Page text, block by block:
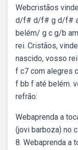
Webcristãos
d/f# d/f# g d/f#
belém/ g c g/b
rei. Cristãos,
nascido, vosso
f c7 com alegres
f bb f até belém.
refrão:
Webaprenda a
(jovi barboza) no
8. Webaprenda a